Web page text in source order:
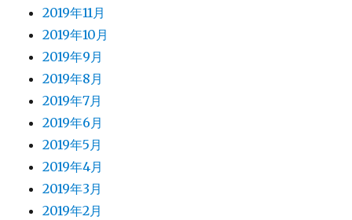
2019年11月
2019年10月
2019年9月
2019年8月
2019年7月
2019年6月
2019年5月
2019年4月
2019年3月
2019年2月